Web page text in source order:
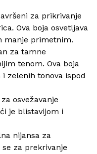
za prikrivanje
Ova boja osvetljava
manje primetnim.
za tamne
tenom. Ova boja
zelenih tonova ispod
osvežavanje
je blistavijom i
nijansa za
za prekrivanje